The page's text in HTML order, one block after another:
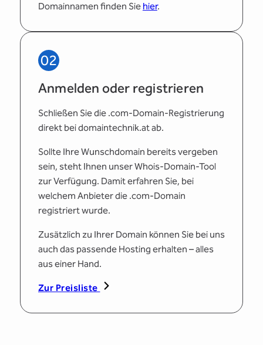
Domainnamen finden Sie hier.
02
Anmelden oder registrieren
Schließen Sie die .com-Domain-Registrierung
direkt bei domaintechnik.at ab.
Sollte Ihre Wunschdomain bereits vergeben
sein, steht Ihnen unser Whois-Domain-Tool
zur Verfügung. Damit erfahren Sie, bei
welchem Anbieter die .com-Domain
registriert wurde.
Zusätzlich zu Ihrer Domain können Sie bei uns
auch das passende Hosting erhalten – alles
aus einer Hand.
Zur Preisliste